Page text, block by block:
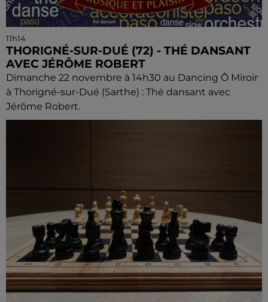
11h14
THORIGNÉ-SUR-DUÉ (72) - THÉ DANSANT
AVEC JÉRÔME ROBERT
Dimanche 22 novembre à 14h30 au Dancing Ô Miroir
à Thorigné-sur-Dué (Sarthe) : Thé dansant avec
Jérôme Robert.